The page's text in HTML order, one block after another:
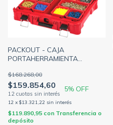
PACKOUT - CAJA
PORTAHERRAMIENTA
500x380x120MM IP65
MILWAUKEE 4822-8430
(MILWAUKEE)
$159.854,60
$168.268,00
5% OFF
12 x $13.321,22 sin interés
$119.890,95 con Transferencia o
depósito